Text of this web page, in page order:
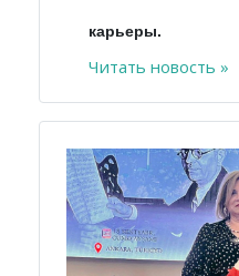
карьеры.
Читать новость »